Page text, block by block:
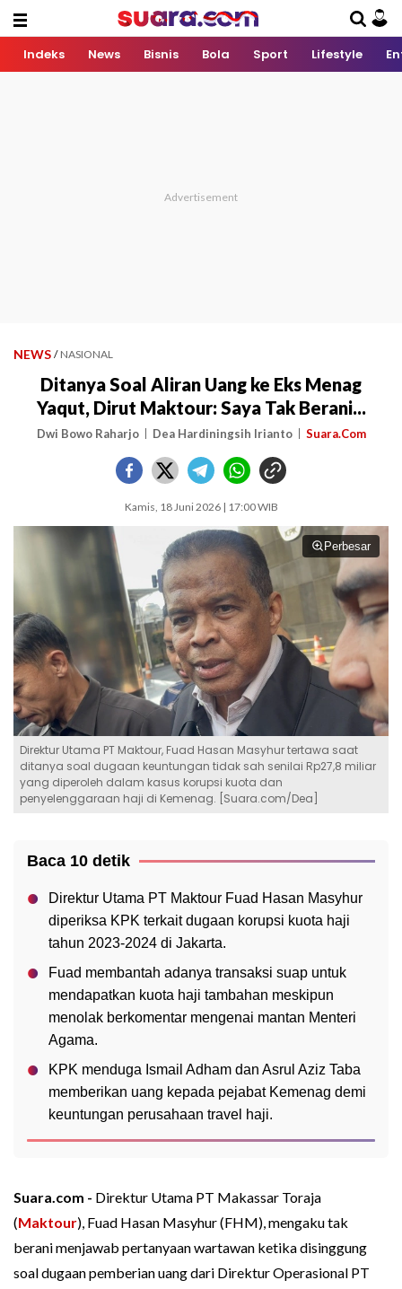
Indeks News Bisnis Bola Sport Lifestyle
NEWS / NASIONAL
Ditanya Soal Aliran Uang ke Eks Menag
Yaqut, Dirut Maktour: Saya Tak Berani...
Dwi Bowo Raharjo Dea Hardiningsih Irianto Suara.Com
Kamis, 18 Juni 2026 | 17:00 WIB
Perbesar
Direktur Utama PT Maktour, Fuad Hasan Masyhur tertawa saat
ditanya soal dugaan keuntungan tidak sah senilai Rp27,8 miliar
yang diperoleh dalam kasus korupsi kuota dan
penyelenggaraan haji di Kemenag. [Suara.com/Dea]
Baca 10 detik
Direktur Utama PT Maktour Fuad Hasan Masyhur
diperiksa KPK terkait dugaan korupsi kuota haji
tahun 2023-2024 di Jakarta.
Fuad membantah adanya transaksi suap untuk
mendapatkan kuota haji tambahan meskipun
menolak berkomentar mengenai mantan Menteri
Agama.
KPK menduga Ismail Adham dan Asrul Aziz Taba
memberikan uang kepada pejabat Kemenag demi
keuntungan perusahaan travel haji.
Suara.com - Direktur Utama PT Makassar Toraja
(Maktour), Fuad Hasan Masyhur (FHM), mengaku tak
berani menjawab pertanyaan wartawan ketika disinggung
soal dugaan pemberian uang dari Direktur Operasional PT